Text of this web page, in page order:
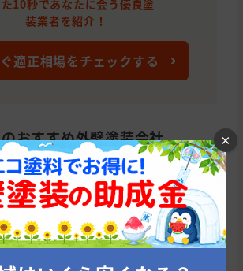
10秒であなたに会う優良塗
装業者を紹介！
適正相場をチェックする
おすすめ外壁塗装会社
インテック(大阪府/大阪市)
: 1544 件
: 1,244,955 円
×